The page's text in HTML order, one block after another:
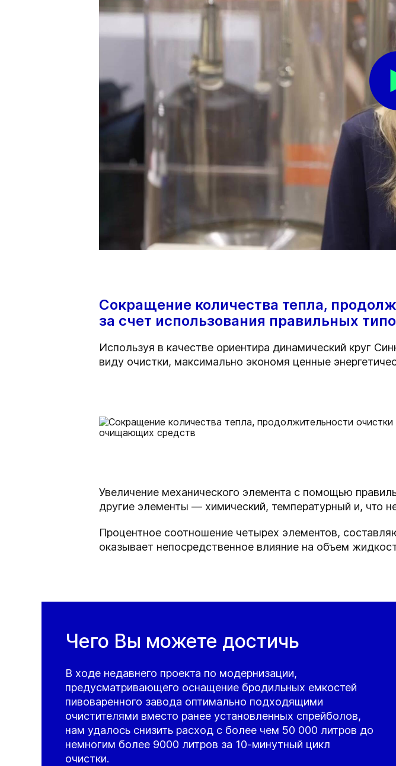
Сокращение количества тепла,
за счет использования правильных
Используя в качестве ориентира динамический круг
виду очистки, максимально экономя ценные
Увеличение механического элемента с помощью
другие элементы — химический, температурный и, что
Процентное соотношение четырех элементов,
оказывает непосредственное влияние на объем
Чего Вы можете достичь
В ходе недавнего проекта по модернизации,
предусматривающего оснащение бродильных емкостей
пивоваренного завода оптимально подходящими
очистителями вместо ранее установленных спрейболов,
нам удалось снизить расход с более чем 50 000 литров до
немногим более 9000 литров за 10-минутный цикл
очистки.